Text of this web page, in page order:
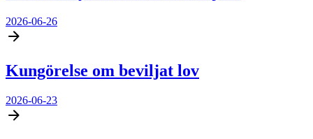
2026-06-26
Kungörelse om beviljat lov
2026-06-23